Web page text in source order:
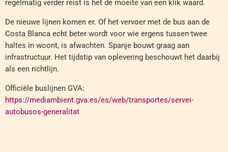
regelmatig verder reist is het de moeite van een klik waard.
De nieuwe lijnen komen er. Of het vervoer met de bus aan de
Costa Blanca echt beter wordt voor wie ergens tussen twee
haltes in woont, is afwachten. Spanje bouwt graag aan
infrastructuur. Het tijdstip van oplevering beschouwt het daarbij
als een richtlijn.
Officiële buslijnen GVA:
https://mediambient.gva.es/es/web/transportes/servei-
autobusos-generalitat